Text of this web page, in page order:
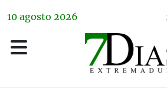
10 agosto 2026